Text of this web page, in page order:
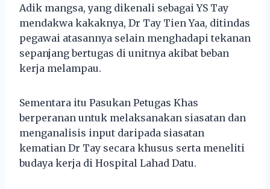
Adik mangsa, yang dikenali sebagai YS Tay
mendakwa kakaknya, Dr Tay Tien Yaa, ditindas
pegawai atasannya selain menghadapi tekanan
sepanjang bertugas di unitnya akibat beban
kerja melampau.
Sementara itu Pasukan Petugas Khas
berperanan untuk melaksanakan siasatan dan
menganalisis input daripada siasatan
kematian Dr Tay secara khusus serta meneliti
budaya kerja di Hospital Lahad Datu.